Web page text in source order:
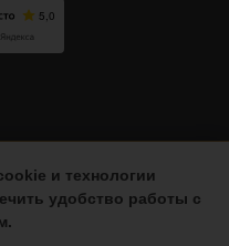
и технологии
удобство работы с